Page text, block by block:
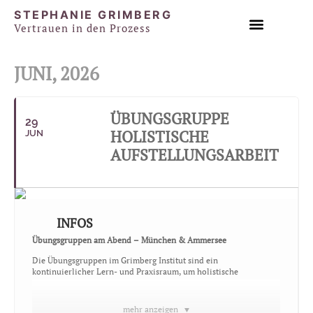
STEPHANIE GRIMBERG
Vertrauen in den Prozess
JUNI, 2026
29
JUN
ÜBUNGSGRUPPE
HOLISTISCHE
AUFSTELLUNGSARBEIT
mehr anzeigen
INFOS
Übungsgruppen am Abend – München & Ammersee
Die Übungsgruppen im Grimberg Institut sind ein
kontinuierlicher Lern- und Praxisraum, um holistische
ausgebildeten und autorisierten Facilitator:innen geleitet, die